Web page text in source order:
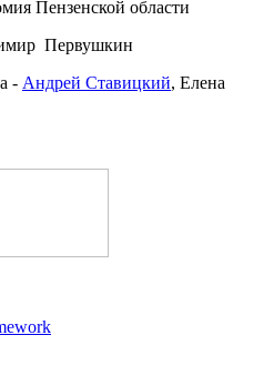
Пензенской области
Первушкин
- Андрей Ставицкий, Елена